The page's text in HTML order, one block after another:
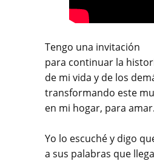
Tengo una invitación
para continuar la
de mi vida y de los
transformando este
en mi hogar, para amar.
Yo lo escuché y digo
a sus palabras que